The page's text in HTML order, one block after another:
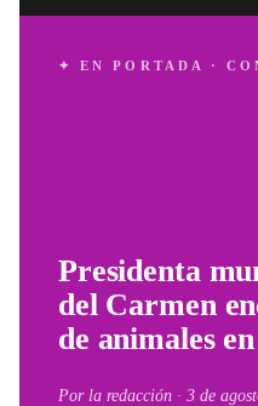
✦ EN PORTADA ·
Presidenta
del Carmen
de animales
Por la redacción · 3 de